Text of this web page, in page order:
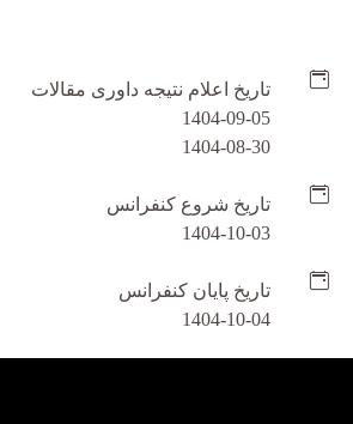
تاریخ اعلام نتیجه داوری مقالات
1404-09-05
1404-08-30
تاریخ شروع کنفرانس
1404-10-03
تاریخ پایان کنفرانس
1404-10-04